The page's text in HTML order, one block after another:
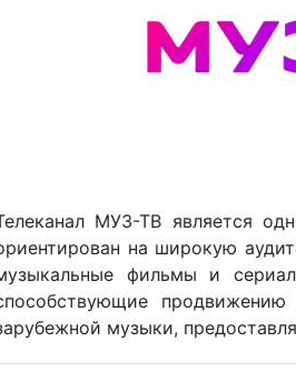
МУЗ-ТВ является
на широкую
фильмы и
музыки,